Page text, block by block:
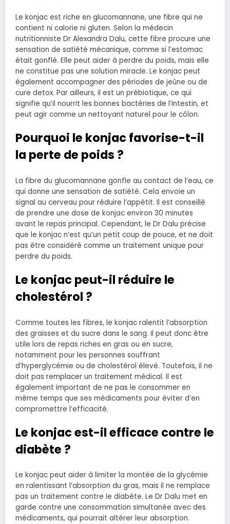
Le konjac est riche en glucomannane, une fibre qui ne
contient ni calorie ni gluten. Selon la médecin
nutritionniste Dr Alexandra Dalu, cette fibre procure une
sensation de satiété mécanique, comme si l’estomac
était gonflé. Elle peut aider à perdre du poids, mais elle
ne constitue pas une solution miracle. Le konjac peut
également accompagner des périodes de jeûne ou de
cure detox. Par ailleurs, il est un prébiotique, ce qui
signifie qu’il nourrit les bonnes bactéries de l’intestin, et
peut agir comme un nettoyant naturel pour le côlon.
Pourquoi le konjac favorise-t-il
la perte de poids ?
La fibre du glucomannane gonfle au contact de l’eau, ce
qui donne une sensation de satiété. Cela envoie un
signal au cerveau pour réduire l’appétit. Il est conseillé
de prendre une dose de konjac environ 30 minutes
avant le repas principal. Cependant, le Dr Dalu précise
que le konjac n’est qu’un petit coup de pouce, et ne doit
pas être considéré comme un traitement unique pour
perdre du poids.
Le konjac peut-il réduire le
cholestérol ?
Comme toutes les fibres, le konjac ralentit l’absorption
des graisses et du sucre dans le sang. Il peut donc être
utile lors de repas riches en gras ou en sucre,
notamment pour les personnes souffrant
d’hyperglycémie ou de cholestérol élevé. Toutefois, il ne
doit pas remplacer un traitement médical. Il est
également important de ne pas le consommer en
même temps que ses médicaments pour éviter d’en
compromettre l’efficacité.
Le konjac est-il efficace contre le
diabète ?
Le konjac peut aider à limiter la montée de la glycémie
en ralentissant l’absorption du gras, mais il ne remplace
pas un traitement contre le diabète. Le Dr Dalu met en
garde contre une consommation simultanée avec des
médicaments, qui pourrait altérer leur absorption.